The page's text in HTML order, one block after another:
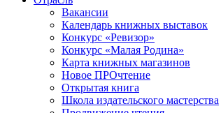
Вакансии
Календарь книжных выставок
Конкурс «Ревизор»
Конкурс «Малая Родина»
Карта книжных магазинов
Новое ПРОчтение
Открытая книга
Школа издательского мастерства